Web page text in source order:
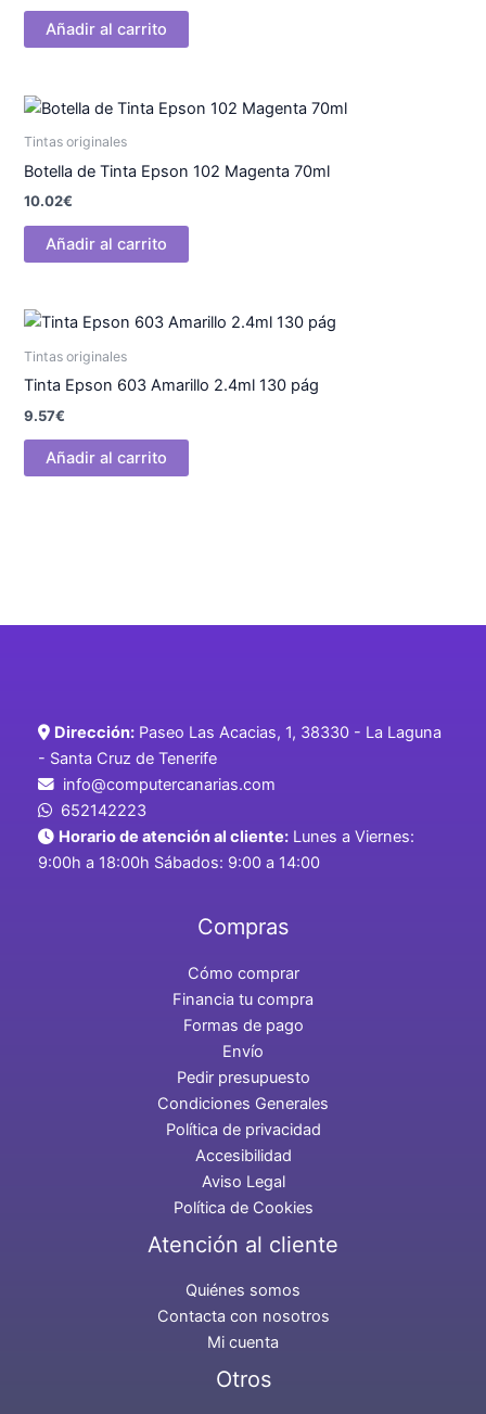
Añadir al carrito
Tintas originales
Botella de Tinta Epson 102 Magenta 70ml
10.02€
Añadir al carrito
Tintas originales
Tinta Epson 603 Amarillo 2.4ml 130 pág
9.57€
Añadir al carrito
Dirección: Paseo Las Acacias, 1, 38330 - La Laguna
- Santa Cruz de Tenerife
info@computercanarias.com
652142223
Horario de atención al cliente: Lunes a Viernes:
9:00h a 18:00h Sábados: 9:00 a 14:00
Compras
Cómo comprar
Financia tu compra
Formas de pago
Envío
Pedir presupuesto
Condiciones Generales
Política de privacidad
Accesibilidad
Aviso Legal
Política de Cookies
Atención al cliente
Quiénes somos
Contacta con nosotros
Mi cuenta
Otros